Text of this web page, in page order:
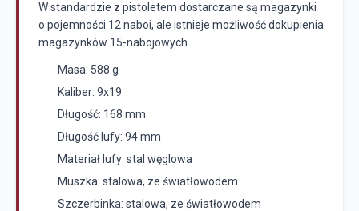
W standardzie z pistoletem dostarczane są magazynki
o pojemności 12 naboi, ale istnieje możliwość dokupienia
magazynków 15-nabojowych.
Masa: 588 g
Kaliber: 9x19
Długość: 168 mm
Długość lufy: 94 mm
Materiał lufy: stal węglowa
Muszka: stalowa, ze światłowodem
Szczerbinka: stalowa, ze światłowodem